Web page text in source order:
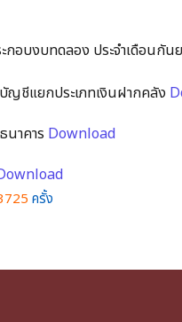
กอบงบทดลอง ประจำเดือนกัน
ญชีแยกประเภทเงินฝากคลัง
นาคาร Download
ครั้ง